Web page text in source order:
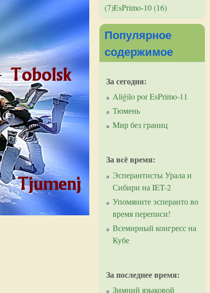
(7)EsPrimo-10 (16)
Популярное
содержимое
За сегодня:
Aliĝilo por EsPrimo-11
Тюмень
Мир без границ
За всё время:
Эсперантисты Урала и
Сибири на IET-2
Упомяните эсперанто во
время переписи!
Всемирный конгресс на
Кубе
За последнее время:
Зимний языковой